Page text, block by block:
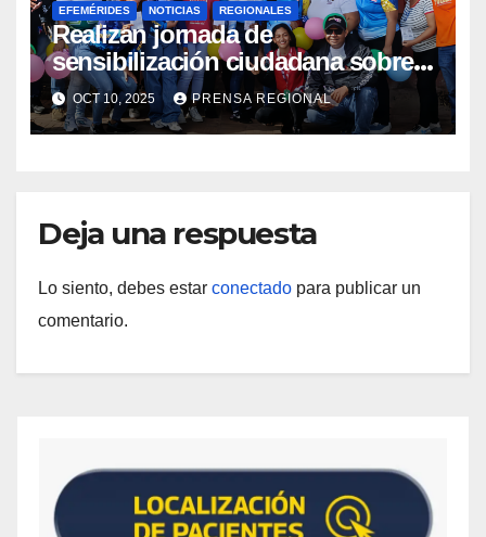
EFEMÉRIDES NOTICIAS REGIONALES
Realizan jornada de
sensibilización ciudadana sobre
Salud Mental en Amazonas
OCT 10, 2025 PRENSA REGIONAL
Deja una respuesta
Lo siento, debes estar conectado para publicar un
comentario.